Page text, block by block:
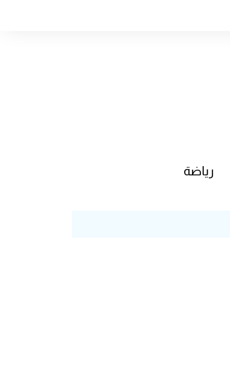
رياضة